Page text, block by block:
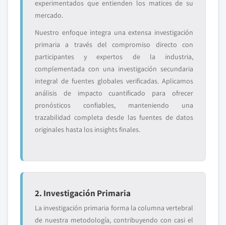
experimentados que entienden los matices de su
mercado.
Nuestro enfoque integra una extensa investigación
primaria a través del compromiso directo con
participantes y expertos de la industria,
complementada con una investigación secundaria
integral de fuentes globales verificadas. Aplicamos
análisis de impacto cuantificado para ofrecer
pronósticos confiables, manteniendo una
trazabilidad completa desde las fuentes de datos
originales hasta los insights finales.
2. Investigación Primaria
La investigación primaria forma la columna vertebral
de nuestra metodología, contribuyendo con casi el